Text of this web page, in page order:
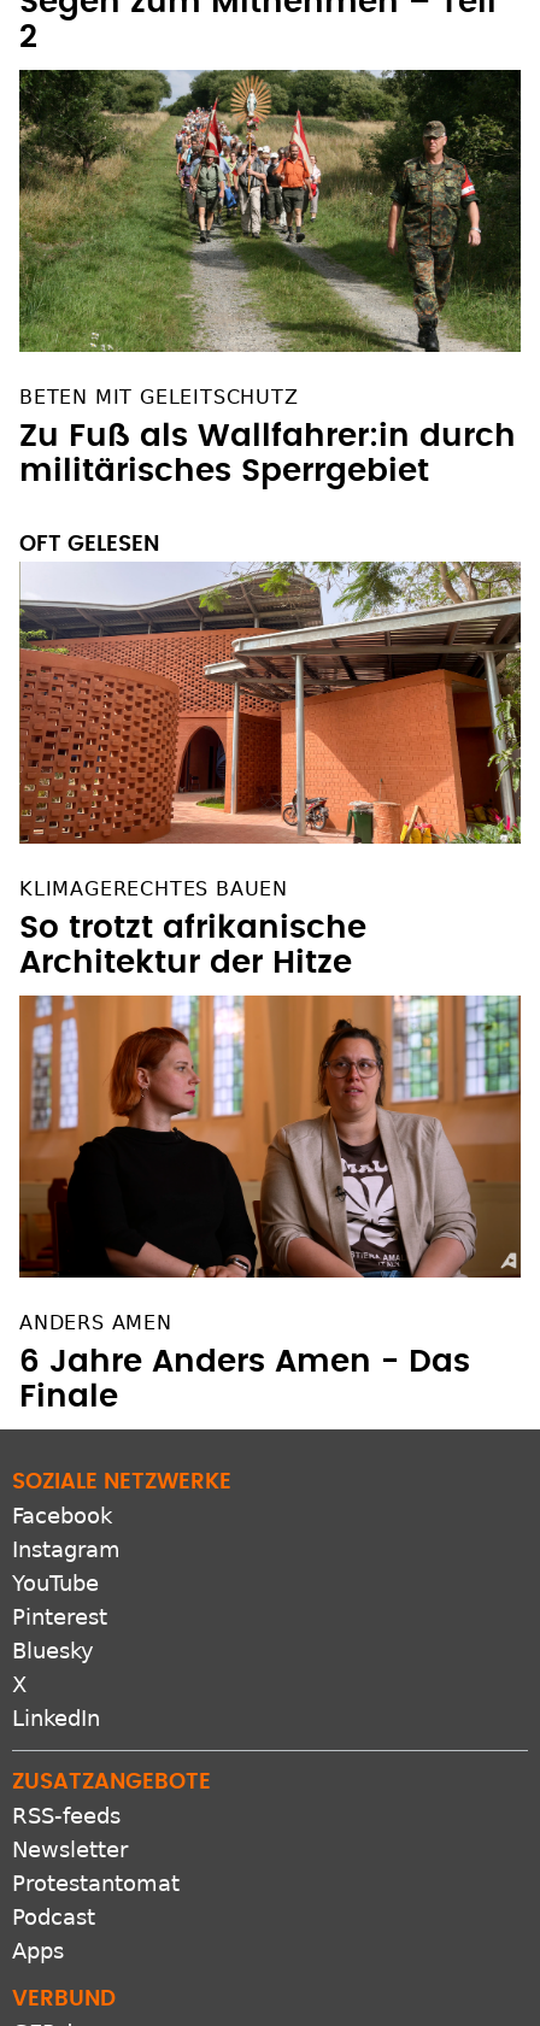
2
BETEN MIT GELEITSCHUTZ
Zu Fuß als Wallfahrer:in durch
militärisches Sperrgebiet
OFT GELESEN
KLIMAGERECHTES BAUEN
So trotzt afrikanische
Architektur der Hitze
ANDERS AMEN
6 Jahre Anders Amen - Das
Finale
SOZIALE NETZWERKE
Facebook
Instagram
YouTube
Pinterest
Bluesky
X
LinkedIn
ZUSATZANGEBOTE
RSS-feeds
Newsletter
Protestantomat
Podcast
Apps
VERBUND